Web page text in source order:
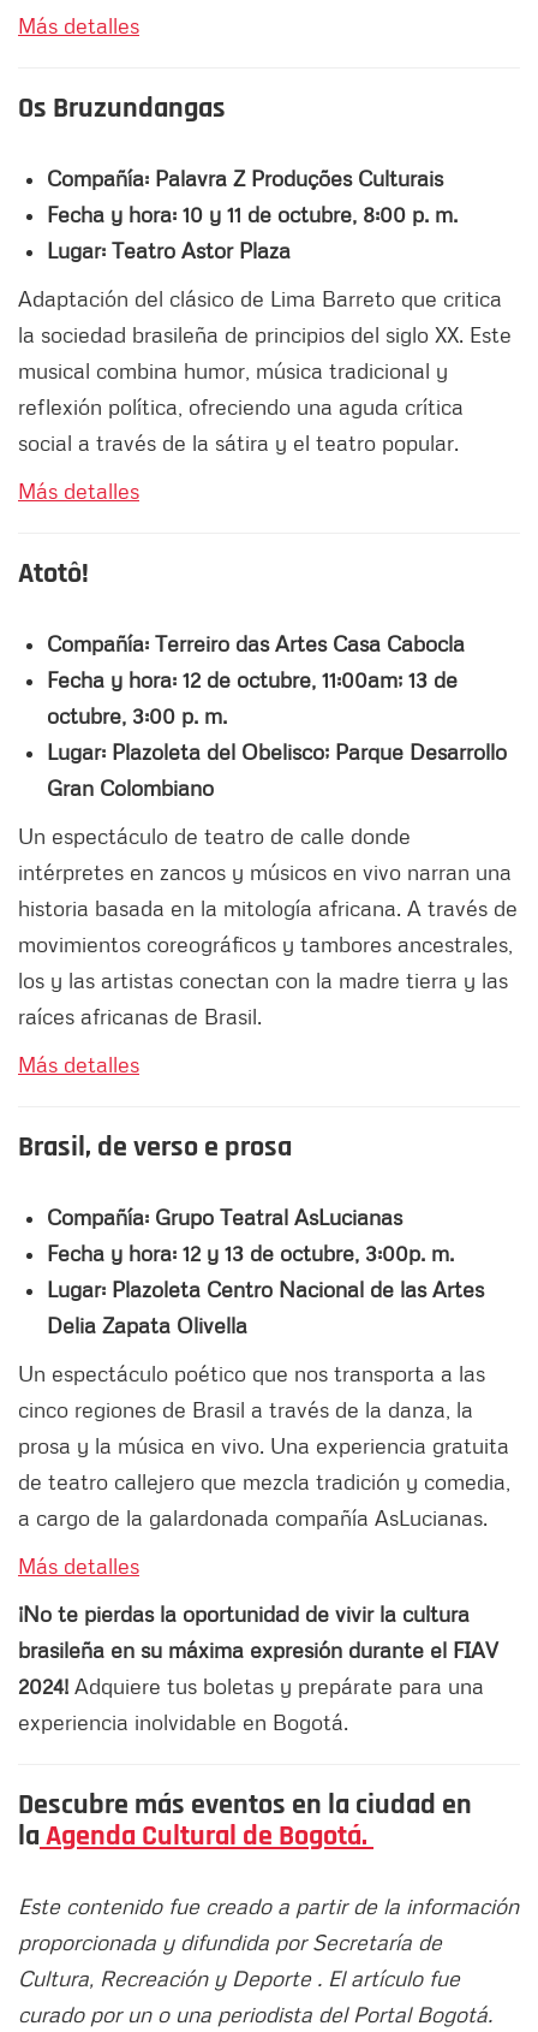
Más detalles
Os Bruzundangas
Compañía: Palavra Z Produções Culturais
Fecha y hora: 10 y 11 de octubre, 8:00 p. m.
Lugar: Teatro Astor Plaza
Adaptación del clásico de Lima Barreto que critica
la sociedad brasileña de principios del siglo XX. Este
musical combina humor, música tradicional y
reflexión política, ofreciendo una aguda crítica
social a través de la sátira y el teatro popular.
Más detalles
Atotô!
Compañía: Terreiro das Artes Casa Cabocla
Fecha y hora: 12 de octubre, 11:00am; 13 de
octubre, 3:00 p. m.
Lugar: Plazoleta del Obelisco; Parque Desarrollo
Gran Colombiano
Un espectáculo de teatro de calle donde
intérpretes en zancos y músicos en vivo narran una
historia basada en la mitología africana. A través de
movimientos coreográficos y tambores ancestrales,
los y las artistas conectan con la madre tierra y las
raíces africanas de Brasil.
Más detalles
Brasil, de verso e prosa
Compañía: Grupo Teatral AsLucianas
Fecha y hora: 12 y 13 de octubre, 3:00p. m.
Lugar: Plazoleta Centro Nacional de las Artes
Delia Zapata Olivella
Un espectáculo poético que nos transporta a las
cinco regiones de Brasil a través de la danza, la
prosa y la música en vivo. Una experiencia gratuita
de teatro callejero que mezcla tradición y comedia,
a cargo de la galardonada compañía AsLucianas.
Más detalles
¡No te pierdas la oportunidad de vivir la cultura
brasileña en su máxima expresión durante el FIAV
2024! Adquiere tus boletas y prepárate para una
experiencia inolvidable en Bogotá.
Descubre más eventos en la ciudad en
la Agenda Cultural de Bogotá.
Este contenido fue creado a partir de la información
proporcionada y difundida por Secretaría de
Cultura, Recreación y Deporte . El artículo fue
curado por un o una periodista del Portal Bogotá.